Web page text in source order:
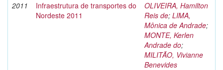
2011
Infraestrutura de transportes do
Nordeste 2011
OLIVEIRA, Hamilton
Reis de; LIMA,
Mônica de Andrade;
MONTE, Kerlen
Andrade do;
MILITÃO, Vivianne
Benevides